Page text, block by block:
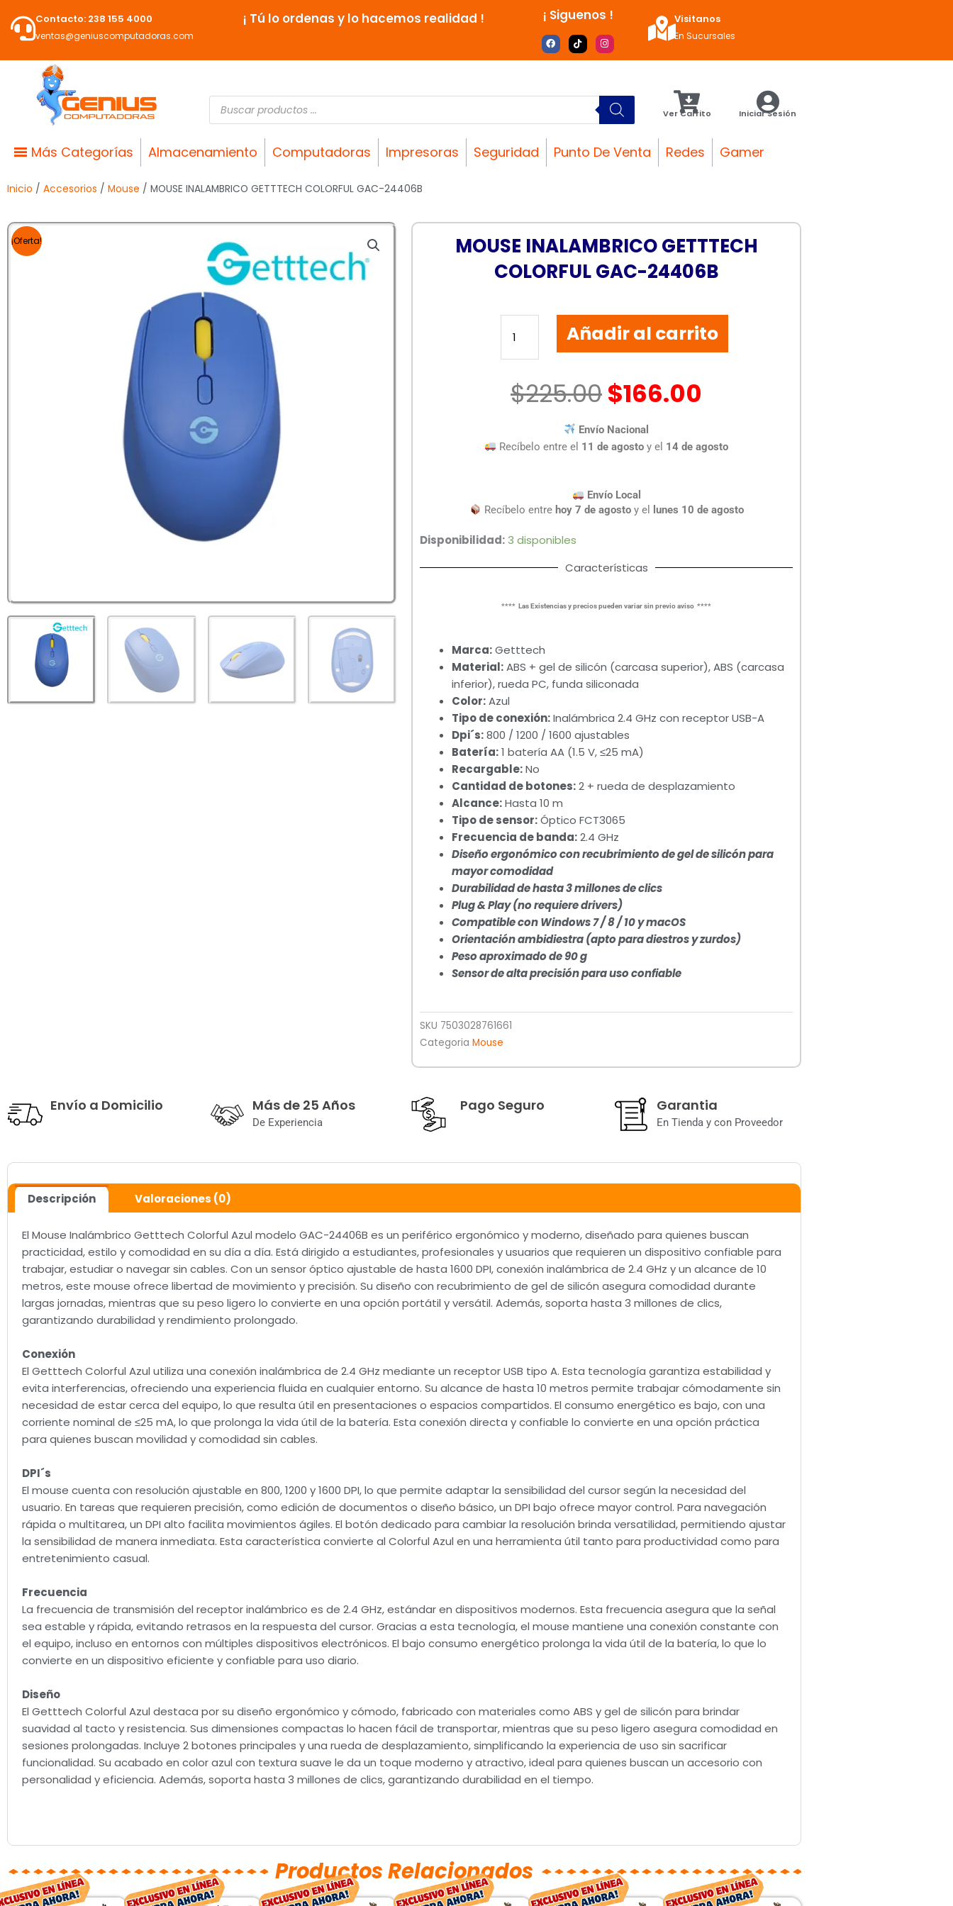
contenido
Contacto: 238 155 4000
ventas@geniuscomputadoras.com
¡ Tú lo ordenas y lo hacemos realidad ! ¡ Siguenos !
F
a
o
T
i
k
I
n
g
a
m
Visitanos
En Sucursales
Búsqueda
de
productos
Ver Carrito Iniciar Sesión
Más Categorías Almacenamiento Computadoras Impresoras Seguridad Punto De Venta Redes Gamer
Inicio / Accesorios / Mouse / MOUSE INALAMBRICO GETTTECH COLORFUL GAC-24406B
¡Oferta!
MOUSE INALAMBRICO GETTTECH
COLORFUL GAC-24406B
MOUSE
INALAMBRICO
GAC-
24406B
Añadir al carrito
$225.00$166.00
Envío Nacional
Recíbelo entre el 11 de agosto y el 14 de agosto
Envío Local
Recíbelo entre hoy 7 de agostoy el lunes 10 de agosto
Disponibilidad:3 disponibles
Características
**** Las Existencias y precios pueden variar sin previo aviso ****
Marca:Getttech
Material:ABS + gel de silicón (carcasa superior), ABS (carcasa
inferior), rueda PC, funda siliconada
Color:Azul
Tipo de conexión:Inalámbrica 2.4 GHz con receptor USB-A
Dpi´s:800 / 1200 / 1600 ajustables
Batería:1 batería AA (1.5 V, ≤25 mA)
Recargable:No
Cantidad de botones:2 + rueda de desplazamiento
Alcance:Hasta 10 m
Tipo de sensor:Óptico FCT3065
Frecuencia de banda:2.4 GHz
Diseño ergonómico con recubrimiento de gel de silicón para
mayor comodidad
Durabilidad de hasta 3 millones de clics
Plug & Play (no requiere drivers)
Compatible con Windows 7 / 8 / 10 y macOS
Orientación ambidiestra (apto para diestros y zurdos)
Peso aproximado de 90 g
Sensor de alta precisión para uso confiable
SKU 7503028761661
Categoria Mouse
Envío a Domicilio Más de 25 Años
De Experiencia
Pago Seguro Garantia
En Tienda y con Proveedor
Descripción Valoraciones (0)
El Mouse Inalámbrico Getttech Colorful Azul modelo GAC-24406B es un periférico ergonómico y moderno, diseñado para quienes buscan
practicidad, estilo y comodidad en su día a día. Está dirigido a estudiantes, profesionales y usuarios que requieren un dispositivo confiable para
trabajar, estudiar o navegar sin cables. Con un sensor óptico ajustable de hasta 1600 DPI, conexión inalámbrica de 2.4 GHz y un alcance de 10
metros, este mouse ofrece libertad de movimiento y precisión. Su diseño con recubrimiento de gel de silicón asegura comodidad durante
largas jornadas, mientras que su peso ligero lo convierte en una opción portátil y versátil. Además, soporta hasta 3 millones de clics,
garantizando durabilidad y rendimiento prolongado.
Conexión
El Getttech Colorful Azul utiliza una conexión inalámbrica de 2.4 GHz mediante un receptor USB tipo A. Esta tecnología garantiza estabilidad y
evita interferencias, ofreciendo una experiencia fluida en cualquier entorno. Su alcance de hasta 10 metros permite trabajar cómodamente sin
necesidad de estar cerca del equipo, lo que resulta útil en presentaciones o espacios compartidos. El consumo energético es bajo, con una
corriente nominal de ≤25 mA, lo que prolonga la vida útil de la batería. Esta conexión directa y confiable lo convierte en una opción práctica
para quienes buscan movilidad y comodidad sin cables.
DPI´s
El mouse cuenta con resolución ajustable en 800, 1200 y 1600 DPI, lo que permite adaptar la sensibilidad del cursor según la necesidad del
usuario. En tareas que requieren precisión, como edición de documentos o diseño básico, un DPI bajo ofrece mayor control. Para navegación
rápida o multitarea, un DPI alto facilita movimientos ágiles. El botón dedicado para cambiar la resolución brinda versatilidad, permitiendo ajustar
la sensibilidad de manera inmediata. Esta característica convierte al Colorful Azul en una herramienta útil tanto para productividad como para
entretenimiento casual.
Frecuencia
La frecuencia de transmisión del receptor inalámbrico es de 2.4 GHz, estándar en dispositivos modernos. Esta frecuencia asegura que la señal
sea estable y rápida, evitando retrasos en la respuesta del cursor. Gracias a esta tecnología, el mouse mantiene una conexión constante con
el equipo, incluso en entornos con múltiples dispositivos electrónicos. El bajo consumo energético prolonga la vida útil de la batería, lo que lo
convierte en un dispositivo eficiente y confiable para uso diario.
Diseño
El Getttech Colorful Azul destaca por su diseño ergonómico y cómodo, fabricado con materiales como ABS y gel de silicón para brindar
suavidad al tacto y resistencia. Sus dimensiones compactas lo hacen fácil de transportar, mientras que su peso ligero asegura comodidad en
sesiones prolongadas. Incluye 2 botones principales y una rueda de desplazamiento, simplificando la experiencia de uso sin sacrificar
funcionalidad. Su acabado en color azul con textura suave le da un toque moderno y atractivo, ideal para quienes buscan un accesorio con
personalidad y eficiencia. Además, soporta hasta 3 millones de clics, garantizando durabilidad en el tiempo.
Productos Relacionados